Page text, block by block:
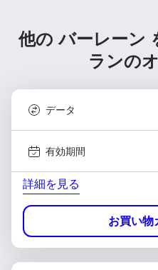
他の バーレーン
ランの
データ
有効期間
詳細を見る
お買い物